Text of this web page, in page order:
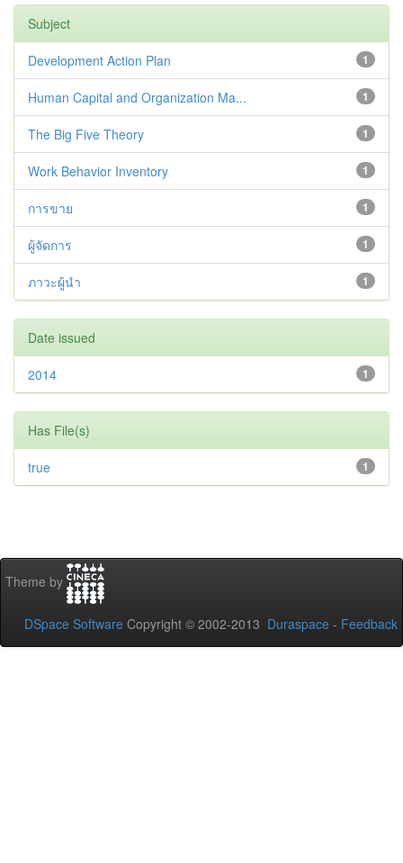
Subject
1
Development Action Plan
1
Human Capital and Organization Ma...
1
The Big Five Theory
1
Work Behavior Inventory
1
การขาย
1
ผู้จัดการ
1
ภาวะผู้นำ
Date issued
1
2014
Has File(s)
1
true
Theme by
DSpace Software Copyright © 2002-2013 Duraspace - Feedback